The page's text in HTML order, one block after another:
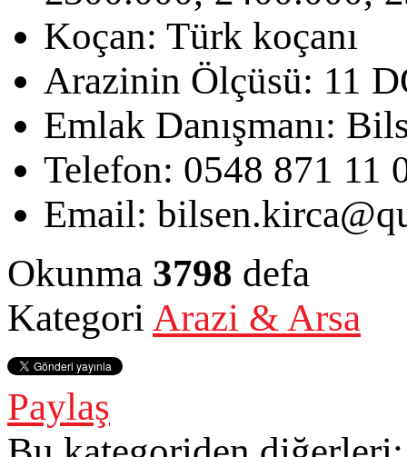
Koçan: Türk koçanı
Arazinin Ölçüsü: 11
Emlak Danışmanı:
Telefon: 0548 871 11
Email:
Okunma 3798 defa
Kategori Arazi & Arsa
Paylaş